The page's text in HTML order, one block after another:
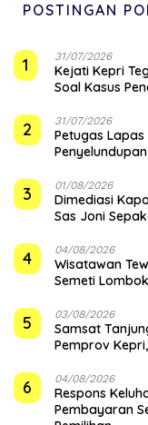
POSTINGAN
1 31/07/2026
Kejati Kepri
Soal Kasus
2 31/07/2026
Petugas
3 01/08/2026
Dimediasi
Sas Joni
4 04/08/2026
Wisatawan
Semeti
5 03/08/2026
Samsat
Pemprov
6 04/08/2026
‎Respons
Pembayaran